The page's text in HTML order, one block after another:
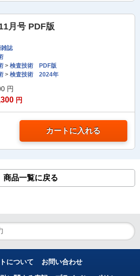
月号 PDF版
雑誌
> 検査技術 PDF版
> 検査技術 2024年
円
円
カートに入れる
商品一覧に戻る
について お問い合わせ